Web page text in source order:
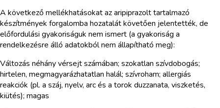
A következő mellékhatásokat az aripiprazolt tartalmazó
készítmények forgalomba hozatalát követően jelentették, de
előfordulási gyakoriságuk nem ismert (a gyakoriság a
rendelkezésre álló adatokból nem állapítható meg):
Változás néhány vérsejt számában; szokatlan szívdobogás;
hirtelen, megmagyarázhatatlan halál; szívroham; allergiás
reakciók (pl. a száj, nyelv, arc és a torok duzzanata, viszketés,
kiütés); magas